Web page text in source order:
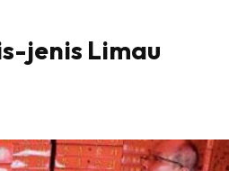
jenis Limau